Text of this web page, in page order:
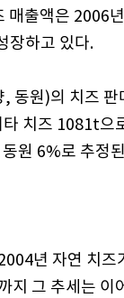
매출액은
장하고 있다.
동원)의 치즈
치즈 1081t으
원 6%로 추정
년 자연 치즈
지 그 추세는 이